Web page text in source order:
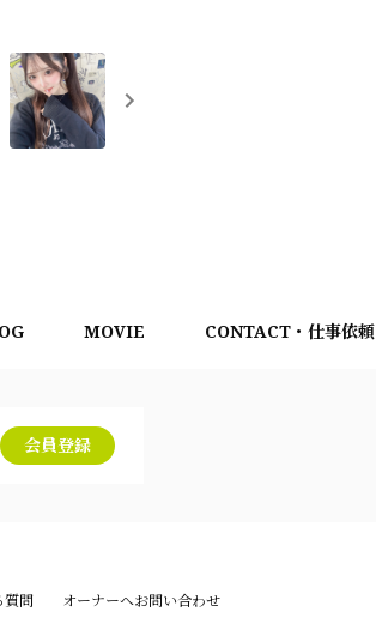
MOVIE CONTACT・仕事依頼
会員登録
質問 オーナーへお問い合わせ